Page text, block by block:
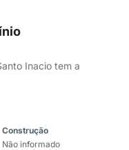
Inacio tem a
Construção
Não informado